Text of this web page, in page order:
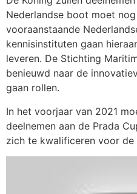
Nederlandse boot moet
vooraanstaande
kennisinstituten gaan
leveren. De Stichting
benieuwd naar de
gaan rollen.
In het voorjaar van 2021
deelnemen aan de Prada
zich te kwalificeren voor de